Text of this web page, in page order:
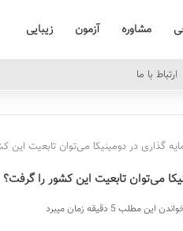
مشاوره آزمون زیبایی
ارتباط با ما
گذاری در دومینیکا می‌توان تابعیت این
می‌توان تابعیت این کشور را گرفت؟
این مطلب 5 دقیقه زمان میبرد